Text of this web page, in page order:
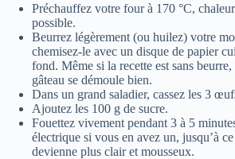
Préchauffez votre four à 170 °C,
possible.
Beurrez légèrement (ou huilez) votre
chemisez-le avec un disque de papier
fond. Même si la recette est sans
gâteau se démoule bien.
Dans un grand saladier, cassez les 3
Ajoutez les 100 g de sucre.
Fouettez vivement pendant 3 à 5
électrique si vous en avez un, jusqu’à
devienne plus clair et mousseux.